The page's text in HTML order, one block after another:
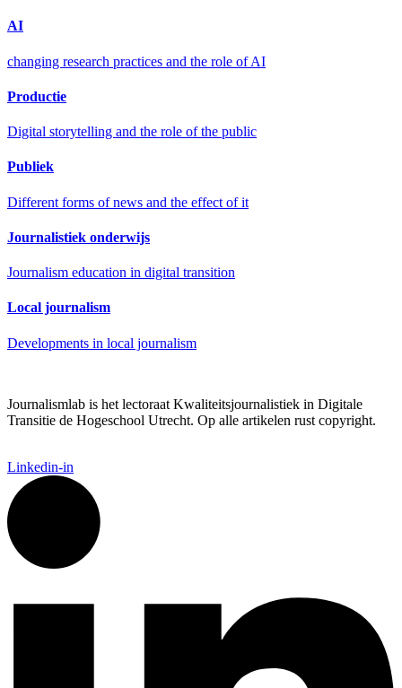
AI
changing research practices and the role of AI
Productie
Digital storytelling and the role of the public
Publiek
Different forms of news and the effect of it
Journalistiek onderwijs
Journalism education in digital transition
Local journalism
Developments in local journalism
Journalismlab is het lectoraat Kwaliteitsjournalistiek in Digitale
Transitie de Hogeschool Utrecht. Op alle artikelen rust copyright.
Linkedin-in